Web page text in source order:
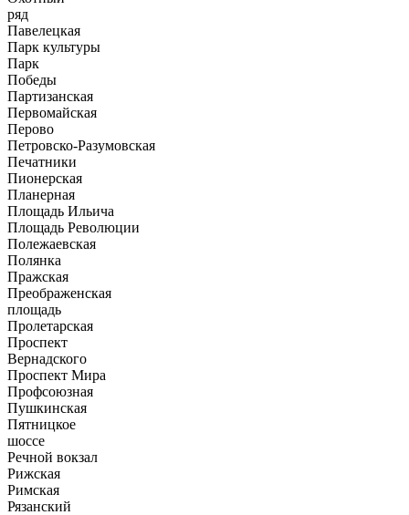
ряд
Павелецкая
Парк культуры
Парк
Победы
Партизанская
Первомайская
Перово
Петровско-Разумовская
Печатники
Пионерская
Планерная
Площадь Ильича
Площадь Революции
Полежаевская
Полянка
Пражская
Преображенская
площадь
Пролетарская
Проспект
Вернадского
Проспект Мира
Профсоюзная
Пушкинская
Пятницкое
шоссе
Речной вокзал
Рижская
Римская
Рязанский